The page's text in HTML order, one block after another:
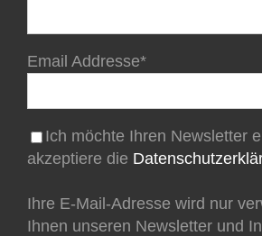
Email Addresse*
Ich möchte Ihren Newsletter
akzeptiere die
Ihre E-Mail-Adresse wird nur
Ihnen unseren Newsletter und